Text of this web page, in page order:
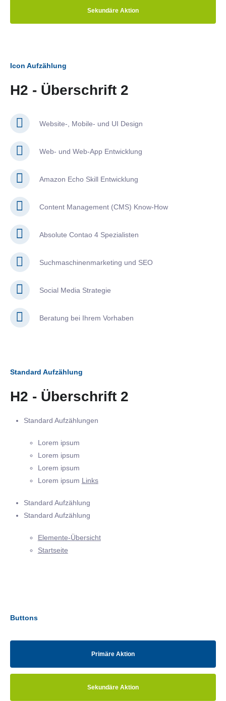
Sekundäre Aktion
Icon Aufzählung
H2 - Überschrift 2
Website-, Mobile- und UI Design
Web- und Web-App Entwicklung
Amazon Echo Skill Entwicklung
Content Management (CMS) Know-How
Absolute Contao 4 Spezialisten
Suchmaschinenmarketing und SEO
Social Media Strategie
Beratung bei Ihrem Vorhaben
Standard Aufzählung
H2 - Überschrift 2
Standard Aufzählungen
Lorem ipsum
Lorem ipsum
Lorem ipsum
Lorem ipsum Links
Standard Aufzählung
Standard Aufzählung
Elemente-Übersicht
Startseite
Buttons
Primäre Aktion
Sekundäre Aktion